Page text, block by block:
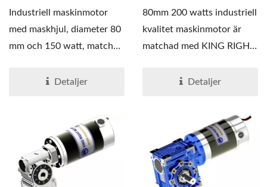
Industriell maskinmotor
med maskhjul, diameter 80
mm och 150 watt, matchas
Detaljer
80mm 200 watts industriell
kvalitet maskinmotor är
matchad med KING RIGHT
Detaljer